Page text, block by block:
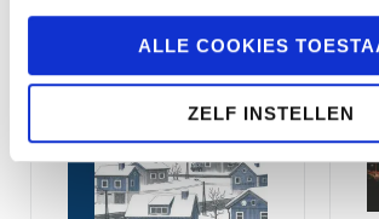
ALLE COOKIES
ZELF INSTELLEN